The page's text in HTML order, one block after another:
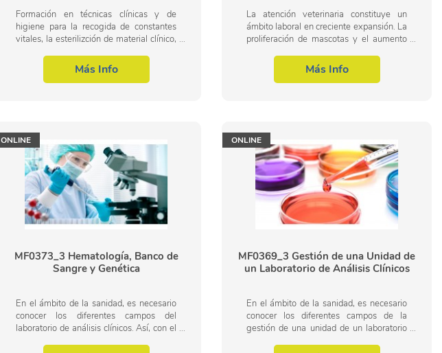
Formación en técnicas clínicas y de
higiene para la recogida de constantes
vitales, la esterilizción de material clínico,
heridas… Tareas todas...
Más Info
La atención veterinaria constituye un
ámbito laboral en creciente expansión. La
proliferación de mascotas y el aumento
(nutrición, vacunas, esterilización,...
Más Info
ONLINE
MF0373_3 Hematología, Banco de
Sangre y Genética
En el ámbito de la sanidad, es necesario
conocer los diferentes campos del
laboratorio de análisis clínicos. Así, con el
ONLINE
MF0369_3 Gestión de una Unidad de
un Laboratorio de Análisis Clínicos
En el ámbito de la sanidad, es necesario
conocer los diferentes campos de la
gestión de una unidad de un laboratorio